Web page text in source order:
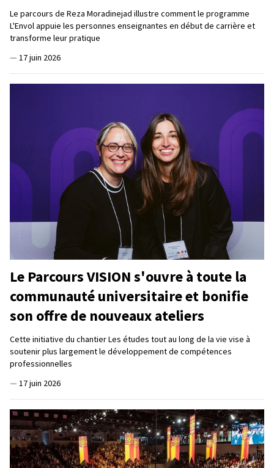
Le parcours de Reza Moradinejad illustre comment le programme
L'Envol appuie les personnes enseignantes en début de carrière et
transforme leur pratique
— 17 juin 2026
Le Parcours VISION s'ouvre à toute la
communauté universitaire et bonifie
son offre de nouveaux ateliers
Cette initiative du chantier Les études tout au long de la vie vise à
soutenir plus largement le développement de compétences
professionnelles
— 17 juin 2026